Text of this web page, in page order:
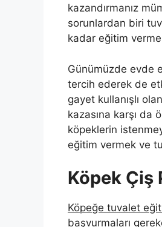
kazandırmanız
sorunlardan biri
kadar eğitim
Günümüzde evde
tercih ederek de
gayet kullanışlı
kazasına karşı
köpeklerin
eğitim vermek ve
Köpek Çiş
Köpeğe tuvalet
başvurmaları